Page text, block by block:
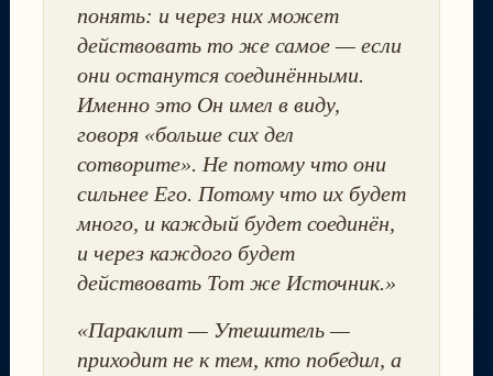
понять: и через них может
действовать то же самое — если
они останутся соединёнными.
Именно это Он имел в виду,
говоря «больше сих дел
сотворите». Не потому что они
сильнее Его. Потому что их будет
много, и каждый будет соединён,
и через каждого будет
действовать Тот же Источник.»
«Параклит — Утешитель —
приходит не к тем, кто победил, а